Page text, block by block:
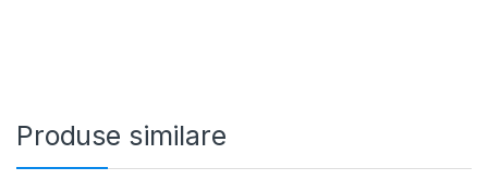
Produse similare